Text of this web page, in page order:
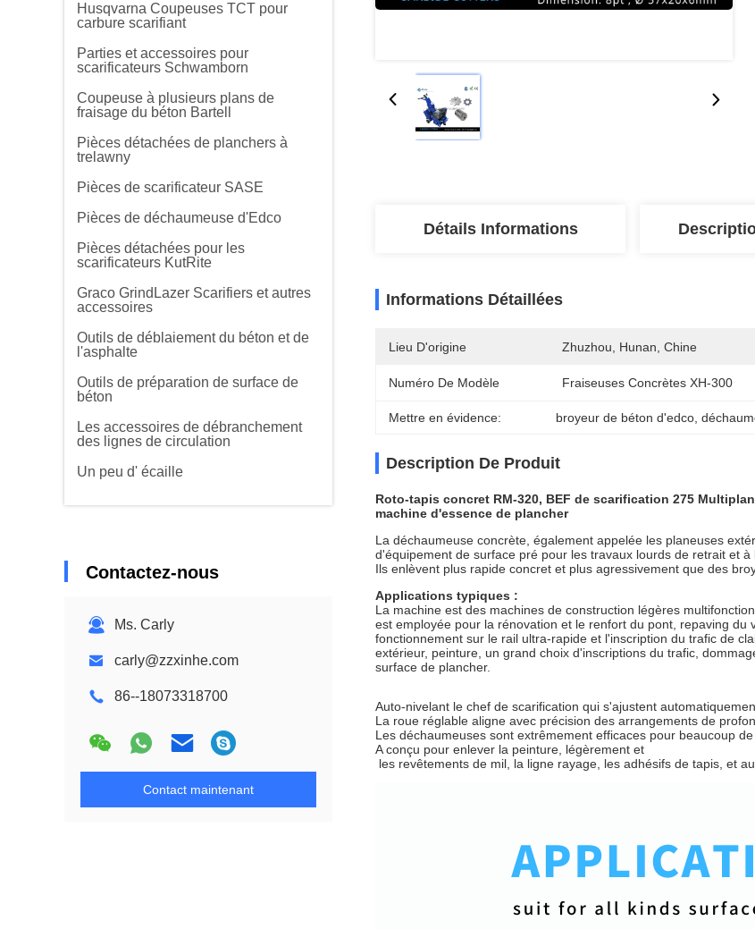
Husqvarna Coupeuses TCT pour
carbure scarifiant
Parties et accessoires pour
scarificateurs Schwamborn
Coupeuse à plusieurs plans de
fraisage du béton Bartell
Pièces détachées de planchers à
trelawny
Pièces de scarificateur SASE
Pièces de déchaumeuse d'Edco
Pièces détachées pour les
scarificateurs KutRite
Graco GrindLazer Scarifiers et autres
accessoires
Outils de déblaiement du béton et de
l'asphalte
Outils de préparation de surface de
béton
Les accessoires de débranchement
des lignes de circulation
Un peu d' écaille
Contactez-nous
Ms. Carly
carly@zzxinhe.com
86--18073318700
Contact maintenant
Détails Informations
Informations Détaillées
Lieu D'origine Zhuzhou, Hunan, Chine
Numéro De Modèle Fraiseuses Concrètes XH-300
Mettre en évidence: broyeur de béton d'edco ,
Description De Produit
Roto-tapis concret RM-320, BEF de scarification 275
machine d'essence de plancher
La déchaumeuse concrète, également appelée les planeuses
d'équipement de surface pré pour les travaux lourds de retrait et
Ils enlèvent plus rapide concret et plus agressivement que des
Applications typiques :
La machine est des machines de construction légères
est employée pour la rénovation et le renfort du pont, repaving
fonctionnement sur le rail ultra-rapide et l'inscription du trafic de
extérieur, peinture, un grand choix d'inscriptions du trafic,
surface de plancher.
Auto-nivelant le chef de scarification qui s'ajustent
La roue réglable aligne avec précision des arrangements de
Les déchaumeuses sont extrêmement efficaces pour beaucoup
A conçu pour enlever la peinture, légèrement et
les revêtements de mil, la ligne rayage, les adhésifs de tapis, et